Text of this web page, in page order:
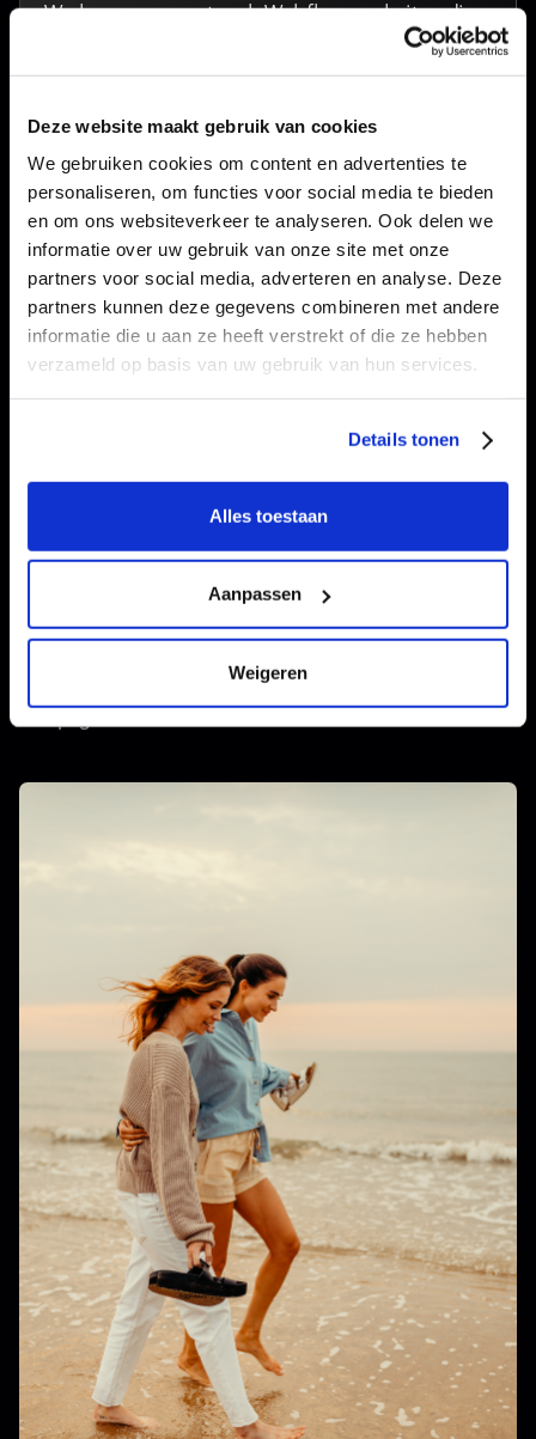
Deze website maakt gebruik van cookies
We gebruiken cookies om content en advertenties te
personaliseren, om functies voor social media te bieden
en om ons websiteverkeer te analyseren. Ook delen we
informatie over uw gebruik van onze site met onze
partners voor social media, adverteren en analyse. Deze
partners kunnen deze gegevens combineren met andere
informatie die u aan ze heeft verstrekt of die ze hebben
verzameld op basis van uw gebruik van hun services.
Details tonen
Alles toestaan
Aanpassen
Weigeren
We bouwen maatwerk Webflow-websites die
er professioneel uitzien én bezoekers actief
naar een contact of aankoop leiden.
Cases met impact
Ontdek hoe we strategie omzetten in groei voor
onze klanten.
Stad Roeselare